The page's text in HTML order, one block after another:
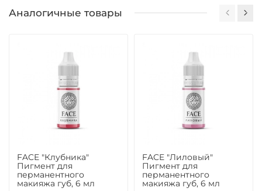
Аналогичные товары
FACE "Клубника"
Пигмент для
перманентного
макияжа губ, 6 мл
FACE "Лиловый"
Пигмент для
перманентного
макияжа губ, 6 мл